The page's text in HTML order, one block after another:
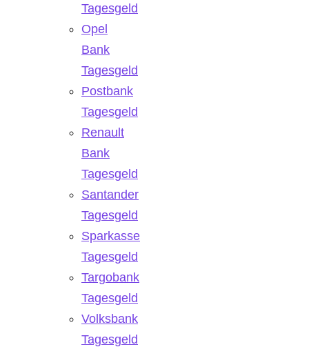
Tagesgeld
Opel
Bank
Tagesgeld
Postbank
Tagesgeld
Renault
Bank
Tagesgeld
Santander
Tagesgeld
Sparkasse
Tagesgeld
Targobank
Tagesgeld
Volksbank
Tagesgeld